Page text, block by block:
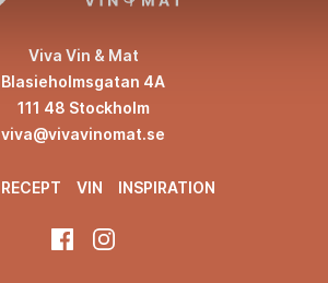
Viva Vin & Mat
Blasieholmsgatan 4A
111 48 Stockholm
viva@vivavinomat.se
RECEPT VIN INSPIRATION